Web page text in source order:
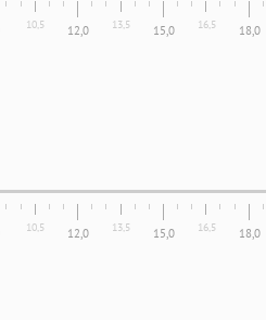
10,5 12,0 13,5 15,0 16,5 18,0
10,5 12,0 13,5 15,0 16,5 18,0